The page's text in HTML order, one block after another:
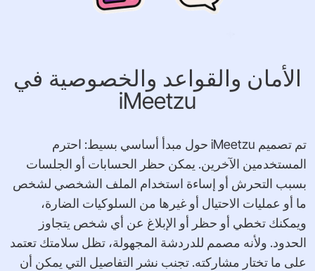
الأمان والقواعد والخصوصية في
iMeetzu
تم تصميم iMeetzu حول مبدأ أساسي بسيط: احترم
المستخدمين الآخرين. يمكن حظر الحسابات أو الجلسات
بسبب التحرش أو إساءة استخدام الملف الشخصي لشخص
ما أو عمليات الاحتيال أو غيرها من السلوكيات الضارة،
ويمكنك تخطي أو حظر أو الإبلاغ عن أي شخص يتجاوز
الحدود. ولأنه مصمم للدردشة المجهولة، تظل سلامتك تعتمد
على ما تختار مشاركته. تجنب نشر التفاصيل التي يمكن أن